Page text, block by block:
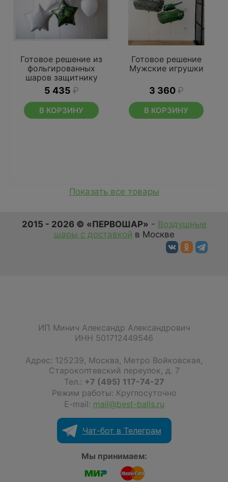
Готовое решение из
фольгированных
шаров защитнику
отечества
5 435 ₽
В КОРЗИНУ
Готовое решение
Мужские игрушки
3 360 ₽
В КОРЗИНУ
Показать все товары
2015 - 2026 © «ПЕРВОШАР» - Воздушные
шары с доставкой в Москве
ИП Минич Александр Александрович
ИНН 501712449546
Адрес: 125239, Москва, Метро Войковская,
Старокоптевский переулок, д. 7
Тел.: +7 (495) 117-74-27
Режим работы: Круглосуточно
E-mail: mail@best-balls.ru
Чат-бот в Телеграм
Мы принимаем: